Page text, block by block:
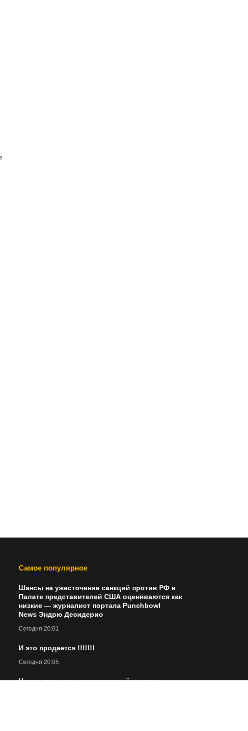
Самое популярное
Шансы на ужесточение санкций против РФ в
Палате представителей США оцениваются как
низкие — журналист портала Punchbowl
News Эндрю Десидерио
Сегодня 20:01
И это продается !!!!!!!
Сегодня 20:05
Что-то происходит на вечерней сессии.